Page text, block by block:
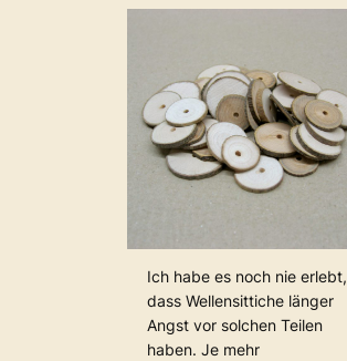
Ich habe es noch nie erlebt,
dass Wellensittiche länger
Angst vor solchen Teilen
haben. Je mehr